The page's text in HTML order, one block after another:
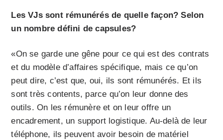
Les VJs sont rémunérés de quelle façon? Selon
un nombre défini de capsules?
«On se garde une gêne pour ce qui est des contrats
et du modèle d’affaires spécifique, mais ce qu’on
peut dire, c’est que, oui, ils sont rémunérés. Et ils
sont très contents, parce qu’on leur donne des
outils. On les rémunère et on leur offre un
encadrement, un support logistique. Au-delà de leur
téléphone, ils peuvent avoir besoin de matériel